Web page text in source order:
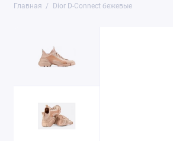
Главная Dior D-Connect бежевые